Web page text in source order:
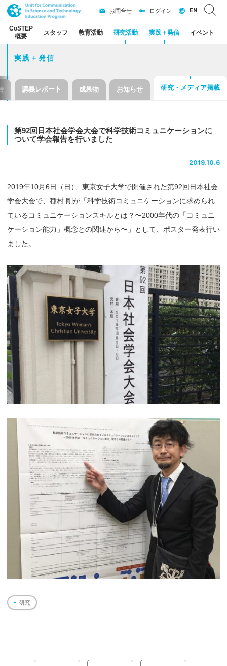
CoSTEP
概要
スタッフ 教育活動 研究活動 実践＋発信 イベント
お問合せ ログイン EN
実践＋発信
講義レポート 成果物 お知らせ 研究・メディア掲載
第92回日本社会学会大会で科学技術コミュニケーションに
ついて学会報告を行いました
2019.10.6
2019年10月6日（日 ）
、東京女子大学で開催された第92回日本社会
学会大会で、種村 剛が「科学技術コミュニケーションに求められ
ているコミュニケーションスキルとは？〜2000年代の「コミュニ
ケーション能力」概念との関連から〜」として、ポスター発表行い
ました。
研究
投